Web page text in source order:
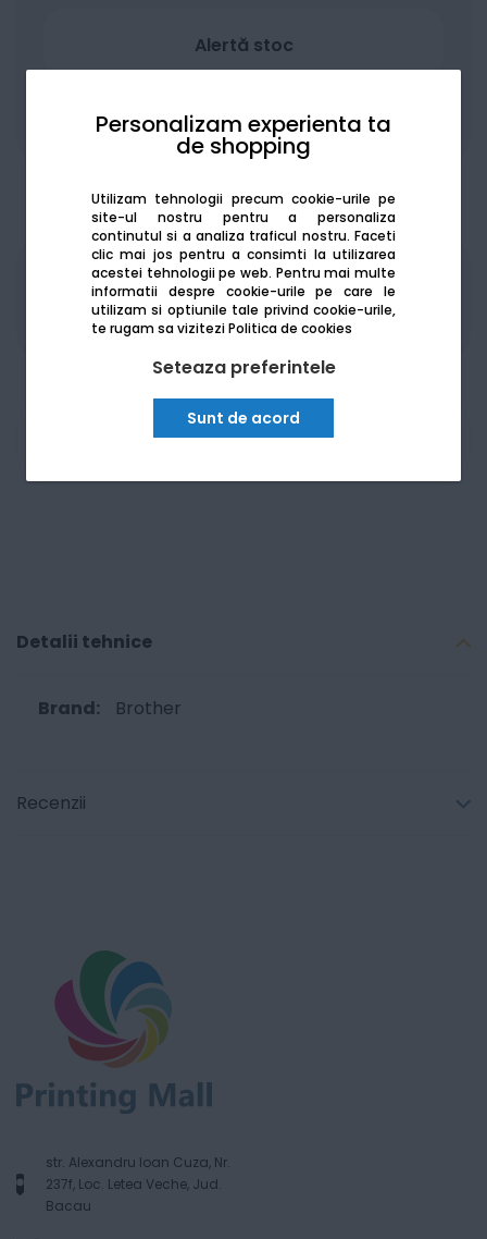
Personalizam experienta ta
de shopping
Utilizam tehnologii precum cookie-urile pe
site-ul nostru pentru a personaliza
continutul si a analiza traficul nostru. Faceti
clic mai jos pentru a consimti la utilizarea
acestei tehnologii pe web. Pentru mai multe
informatii despre cookie-urile pe care le
utilizam si optiunile tale privind cookie-urile,
te rugam sa viziteziPolitica de cookies
Seteaza preferintele
Sunt de acord
Alertă stoc
Adaugă la favorite Compară
Produsele sunt disponibile pe platforma de
achizitii publiceSEAP/SICAP
Am nevoie de ajutor
Detalii tehnice
Brother
Recenzii
str. Alexandru Ioan Cuza, Nr.
237f, Loc. Letea Veche, Jud.
Bacau